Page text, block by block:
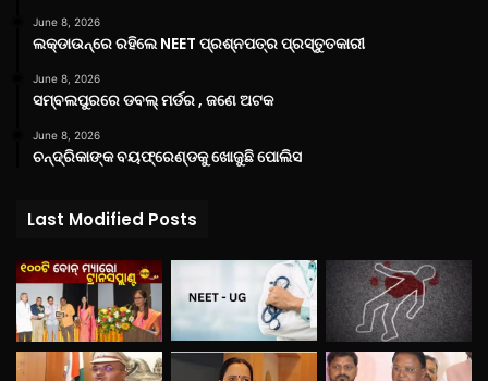
June 8, 2026
ଲକ୍‌ଡାଉନ୍‌ରେ ରହିଲେ NEET ପ୍ରଶ୍ନପତ୍ର ପ୍ରସ୍ତୁତକାରୀ
June 8, 2026
ସମ୍ବଲପୁରରେ ଡବଲ୍ ମର୍ଡର , ଜଣେ ଅଟକ
June 8, 2026
ଚନ୍ଦ୍ରିକାଙ୍କ ବୟଫ୍ରେଣ୍ଡକୁ ଖୋଜୁଛି ପୋଲିସ
Last Modified Posts